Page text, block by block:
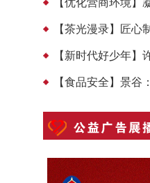
【优化营商环境
【茶光漫录】匠
【新时代好少年
【食品安全】景谷